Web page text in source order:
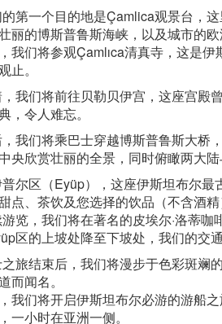
第一个目的地是Çamlica观景台，
丽的博斯普鲁斯海峡，以及城市的欧
我们将参观Çamlıca清真寺，这是
止。
我们将前往贝勒贝伊宫，这座宫殿
，令人难忘。
我们将乘巴士穿越博斯普鲁斯大桥
央欣赏壮丽的全景，同时俯瞰两大陆
尔区（Eyüp），这座伊斯坦布尔最
点、茶饮及您选择的饮品（不含酒
览，我们将在著名的皮埃尔·洛蒂
区的上坡处降至下坡处，我们的交
旅结束后，我们将漫步于色彩斑斓
而闻名。
我们将开启伊斯坦布尔必游的游船
一小时在亚洲一侧。